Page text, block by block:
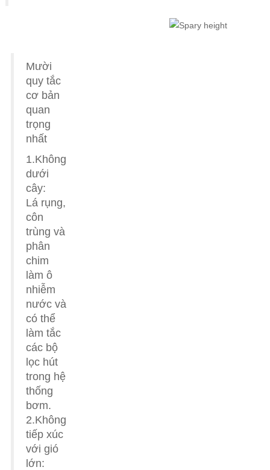
Mười
quy tắc
cơ bản
quan
trọng
nhất
1.Không
dưới
cây:
Lá rụng,
côn
trùng và
phân
chim
làm ô
nhiễm
nước và
có thể
làm tắc
các bộ
lọc hút
trong hệ
thống
bơm.
2.Không
tiếp xúc
với gió
lớn: